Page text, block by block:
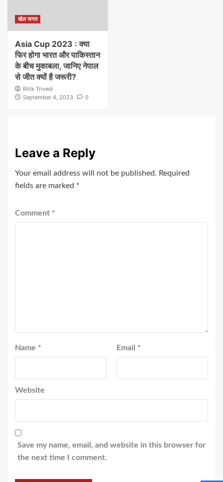
खेल जगत
Asia Cup 2023 : क्या
फिर होगा भारत और पाकिस्तान
के बीच मुकाबला, जानिए नेपाल
से जीत क्यों है जरूरी?
Ritik Trivedi
September 4, 2023
0
Leave a Reply
Your email address will not be published. Required
fields are marked *
Comment *
Name * Email *
Website
Save my name, email, and website in this browser for
the next time I comment.